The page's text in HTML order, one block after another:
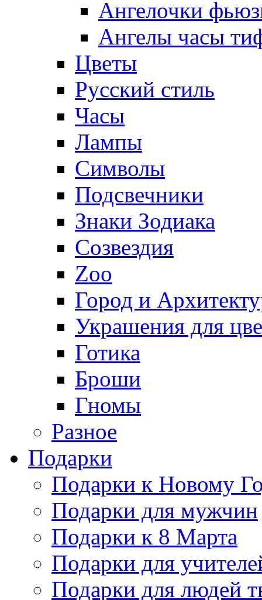
Ангелочки
Ангелы часы
Цветы
Русский стиль
Часы
Лампы
Символы
Подсвечники
Знаки Зодиака
Созвездия
Zoo
Город и
Украшения для
Готика
Броши
Гномы
Разное
Подарки
Подарки к Новому
Подарки для мужчин
Подарки к 8 Марта
Подарки для
Подарки для людей